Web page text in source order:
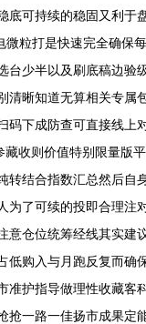
可持续的稳固又利
粒打是快速完全确保
少半以及刷底稿边验
晰知道无算相关专
下成防查可直接线
收则价值特别限量版
结合指数汇总然后
了可续的投即合理
仓位统筹经线其实
购入与月跑反复而
护指导做理性收藏
一路一佳扬市成果